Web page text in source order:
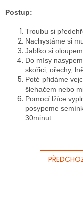
Postup:
Troubu si
Nachystáme si
Jablko si
Do mísy
skořici, ořechy,
Poté přidáme
šlehačem nebo
Pomocí lžíce
posypeme
30minut.
Z